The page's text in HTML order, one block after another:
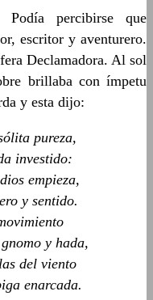
percibirse que
escritor y aventurero.
Declamadora. Al sol
brillaba con ímpetu
y esta dijo:
pureza,
investido:
empieza,
y sentido.
y hada,
del viento
enarcada.